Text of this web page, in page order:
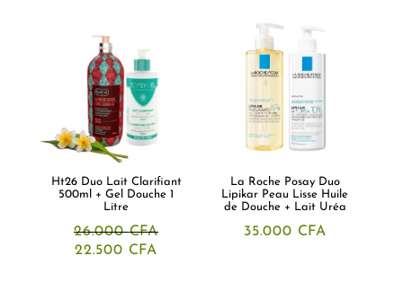
Ht26 Duo Lait Clarifiant
500ml + Gel Douche 1
Litre
26.000CFA
Le
22.500 CFA
La Roche Posay Duo
Lipikar Peau Lisse Huile
de Douche + Lait Uréa
35.000 CFA